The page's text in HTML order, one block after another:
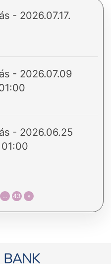
- 2026.07.17.
- 2026.07.09
- 2026.06.25
… 43 »